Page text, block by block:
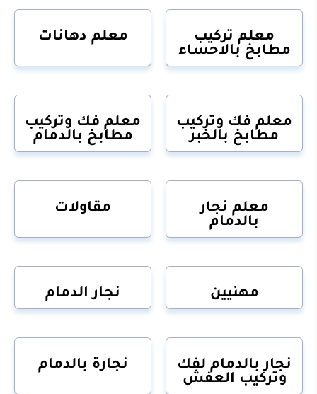
معلم تركيب
مطابخ بالاحساء
معلم دهانات
معلم فك وتركيب
مطابخ بالخبر
معلم فك وتركيب
مطابخ بالدمام
معلم نجار
بالدمام
مقاولات
مهنيين نجار الدمام
نجار بالدمام لفك
وتركيب العفش
نجارة بالدمام